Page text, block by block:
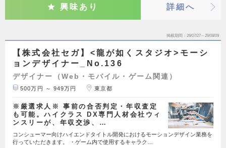
興味あり 詳細へ
掲載期間 26/07/27～26/08/09
【株式会社セガ】<龍が如くスタジオ>モーシ
ョンデザイナー_No.136
デザイナー（Web・モバイル・ゲーム関連）
500万円 ～ 949万円 東京都
※厳選求人※ 事前の合否判定・年収査定
も可能。ハイクラス DX専門人材会社ウィ
ンスリーが、年収交渉、…
コンシューマー向けハイエンドタイトル開発におけるモーションデザイン業務を
行っていただきます。 ・ゲーム内で使用するキャラク…